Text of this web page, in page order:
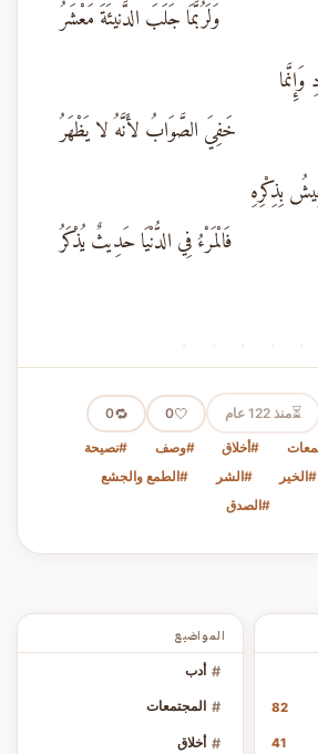
وَلَرُبَّمَا جَلَبَ الدَّنيئَةَ مَعْشَرُ
خَفِيَ الصَّوَابُ لأَنَّهُ لا يَظْهَرُ
بِذِكْرِهِ
فَالْمَرْءُ فِي الدُّنْيَا حَدِيثٌ يُذْكَرُ
· · · · ·
⏳منذ 122 عام 🤍
0
🔁
0
#أخلاق #وصف
#نصيحة
#الخير #الشر
#الطمع والجشع
#الصدق
المواضيع
# أدب
# المجتمعات
# أخلاق
82
41